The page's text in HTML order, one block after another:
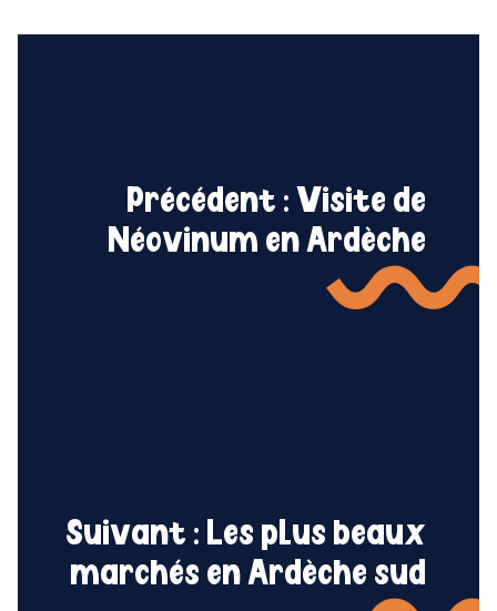
Précédent : Visite de
Néovinum en Ardèche
Suivant : Les plus beaux
marchés en Ardèche sud